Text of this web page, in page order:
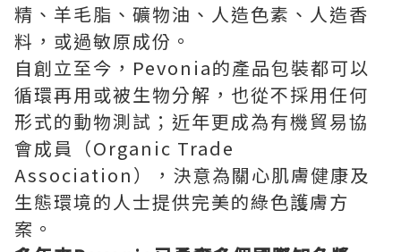
精、羊毛脂、礦物油、人造色素、人造香
料，或過敏原成份。
自創立至今，Pevonia的產品包裝都可以
循環再用或被生物分解，也從不採用任何
形式的動物測試；近年更成為有機貿易協
會成員（Organic Trade
Association），決意為關心肌膚健康及
生態環境的人士提供完美的綠色護膚方
案。